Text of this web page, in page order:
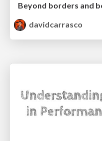
davidcarrasco